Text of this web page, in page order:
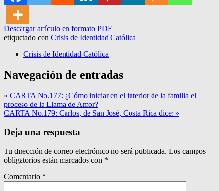
Descargar artículo en formato PDF
etiquetado con Crisis de Identidad Católica
Crisis de Identidad Católica
Navegación de entradas
« CARTA No.177: ¿Cómo iniciar en el interior de la familia el
proceso de la Llama de Amor?
CARTA No.179: Carlos, de San José, Costa Rica dice: »
Deja una respuesta
Tu dirección de correo electrónico no será publicada. Los campos
obligatorios están marcados con *
Comentario *